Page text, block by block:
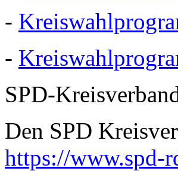
-
-
SPD-
Den SPD
https://www.spd-